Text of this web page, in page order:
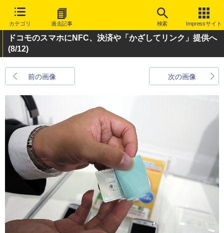
カテゴリ 過去記事 検索 Impressサイト
ドコモのスマホにNFC、決済や「かざしてリンク」提供へ
(8/12)
前の画像 次の画像